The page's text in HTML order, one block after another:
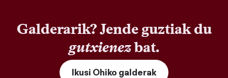
Galderarik? Jende guztiak du
gutxienezbat.
Ikusi Ohiko galderak